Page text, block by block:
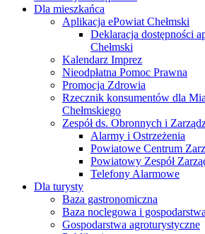
Nieodpłatna Pomoc Prawna
Promocja Zdrowia
Rzecznik konsumentów dla
Chełmskiego
Zespół ds. Obronnych i
Alarmy i Ostrzeżenia
Powiatowe Centrum
Powiatowy Zespół
Telefony Alarmowe
Dla turysty
Baza gastronomiczna
Baza noclegowa i
Gospodarstwa agroturystyczne
Publikacje
Szlaki turystyczne
Interpelacje
Jak osiągnąć neutralność klimatyczną?
Kontakt